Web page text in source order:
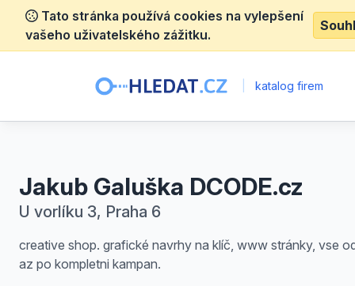
Tato stránka používá cookies na vylepšení
vašeho uživatelského zážitku.
katalog firem
Jakub Galuška DCODE.cz
U vorlíku 3, Praha 6
creative shop. grafické navrhy na klíč, www stránky, vse
az po kompletni kampan.